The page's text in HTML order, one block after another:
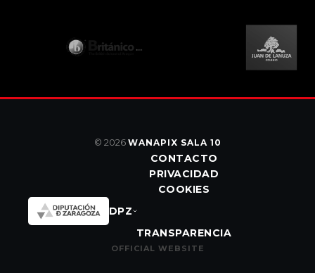
© 2026 WANAPIX SALA 10
CONTACTO
PRIVACIDAD
COOKIES
DPZ
TRANSPARENCIA
OFFICIAL WEBSITE